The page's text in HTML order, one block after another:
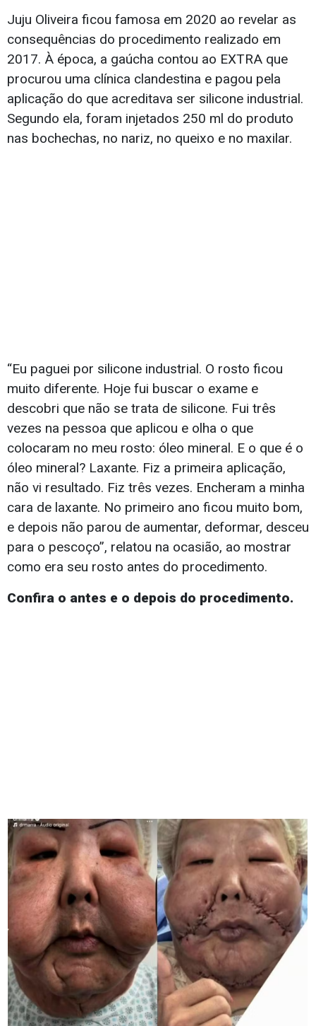
Juju Oliveira ficou famosa em 2020 ao revelar as
consequências do procedimento realizado em
2017. À época, a gaúcha contou ao EXTRA que
procurou uma clínica clandestina e pagou pela
aplicação do que acreditava ser silicone industrial.
Segundo ela, foram injetados 250 ml do produto
nas bochechas, no nariz, no queixo e no maxilar.
“Eu paguei por silicone industrial. O rosto ficou
muito diferente. Hoje fui buscar o exame e
descobri que não se trata de silicone. Fui três
vezes na pessoa que aplicou e olha o que
colocaram no meu rosto: óleo mineral. E o que é o
óleo mineral? Laxante. Fiz a primeira aplicação,
não vi resultado. Fiz três vezes. Encheram a minha
cara de laxante. No primeiro ano ficou muito bom,
e depois não parou de aumentar, deformar, desceu
para o pescoço”, relatou na ocasião, ao mostrar
como era seu rosto antes do procedimento.
Confira o antes e o depois do procedimento.